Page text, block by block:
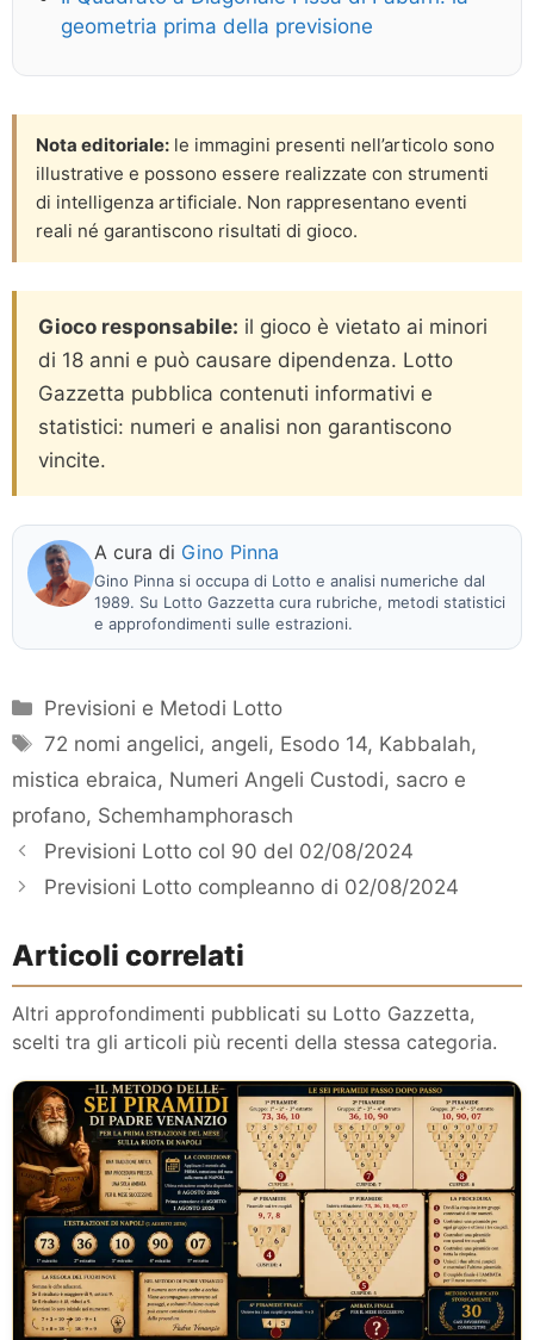
geometria prima della previsione
Nota editoriale: le immagini presenti nell’articolo sono
illustrative e possono essere realizzate con strumenti
di intelligenza artificiale. Non rappresentano eventi
reali né garantiscono risultati di gioco.
Gioco responsabile: il gioco è vietato ai minori
di 18 anni e può causare dipendenza. Lotto
Gazzetta pubblica contenuti informativi e
statistici: numeri e analisi non garantiscono
vincite.
A cura di Gino Pinna
Gino Pinna si occupa di Lotto e analisi numeriche dal
1989. Su Lotto Gazzetta cura rubriche, metodi statistici
e approfondimenti sulle estrazioni.
Categorie
Previsioni e Metodi Lotto
Tag
72 nomi angelici, angeli, Esodo 14, Kabbalah,
mistica ebraica, Numeri Angeli Custodi, sacro e
profano, Schemhamphorasch
Previsioni Lotto col 90 del 02/08/2024
Previsioni Lotto compleanno di 02/08/2024
Articoli correlati
Altri approfondimenti pubblicati su Lotto Gazzetta,
scelti tra gli articoli più recenti della stessa categoria.